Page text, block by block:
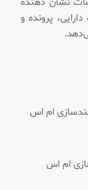
پرونده و
ام اس
ام اس